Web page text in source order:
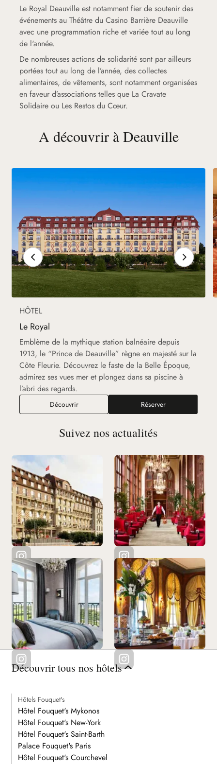
Le Royal Deauville est notamment fier de soutenir des
événements au Théâtre du Casino Barrière Deauville
avec une programmation riche et variée tout au long
de l'année.
De nombreuses actions de solidarité sont par ailleurs
portées tout au long de l’année, des collectes
alimentaires, de vêtements, sont notamment organisées
en faveur d’associations telles que La Cravate
Solidaire ou Les Restos du Cœur.
A découvrir à Deauville
HÔTEL
Le Royal
Emblème de la mythique station balnéaire depuis
1913, le “Prince de Deauville” règne en majesté sur la
Côte Fleurie. Découvrez le faste de la Belle Époque,
admirez ses vues mer et plongez dans sa piscine à
l’abri des regards.
Découvrir Réserver
Suivez nos actualités
Découvrir tous nos hôtels
Hôtels Fouquet's
Hôtel Fouquet's Mykonos
Hôtel Fouquet's New-York
Hôtel Fouquet's Saint-Barth
Palace Fouquet's Paris
Hôtel Fouquet's Courchevel